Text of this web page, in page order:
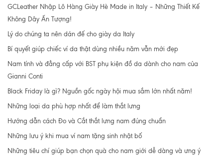
GCLeather Nhập Lô Hàng Giày Hè Made in Italy – Những Thiết Kế
Không Dây Ấn Tượng!
Lý do chúng ta nên dán đế cho giày da Italy
Bí quyết giúp chiếc ví da thật dùng nhiều năm vẫn mới đẹp
Nam tính và đẳng cấp với BST phụ kiện đồ da dành cho nam của
Gianni Conti
Black Friday là gì? Nguồn gốc ngày hội mua sắm lớn nhất năm!
Những loại da phù hợp nhất để làm thắt lưng
Hướng dẫn cách Đo và Cắt thắt lưng nam đúng chuẩn
Những lưu ý khi mua ví nam tặng sinh nhật bố
Những tiêu chí giúp bạn chọn quà cho nam giới dễ dàng và ưng ý